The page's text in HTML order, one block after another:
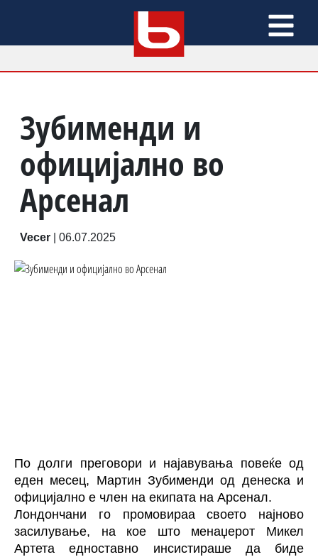
Зубименди и
официјално во
Арсенал
Vecer 06.07.2025
По долги преговори и најавувања повеќе од
еден месец, Мартин Зубименди од денеска и
официјално е член на екипата на Арсенал.
Лондончани го промовираа своето најново
засилување, на кое што менаџерот Микел
Артета едноставно инсистираше да биде